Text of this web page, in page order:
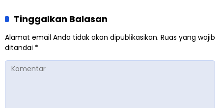
Tinggalkan Balasan
Alamat email Anda tidak akan dipublikasikan. Ruas yang wajib
ditandai *